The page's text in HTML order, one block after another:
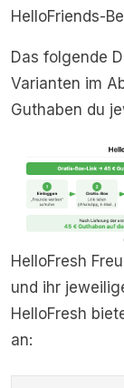
HelloFriends-
Das folgende
Varianten im
Guthaben du
HelloFresh
und ihr
HelloFresh
an: